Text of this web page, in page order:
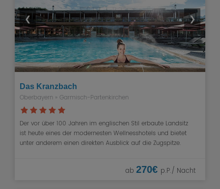
❮ ❯
Das Kranzbach
Oberbayern » Garmisch-Partenkirchen
Der vor über 100 Jahren im englischen Stil erbaute Landsitz
ist heute eines der modernesten Wellnesshotels und bietet
unter anderem einen direkten Ausblick auf die Zugspitze.
ab 270€ p.P./ Nacht